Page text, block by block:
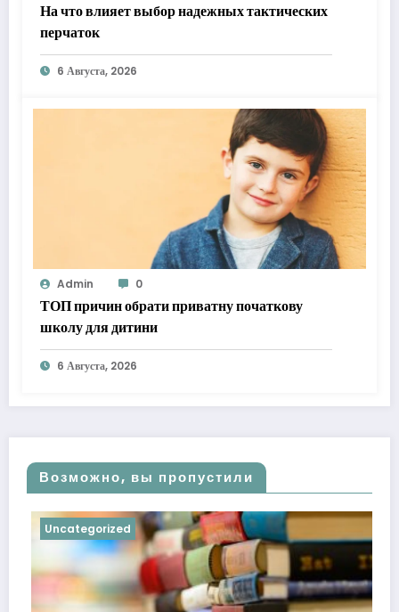
На что влияет выбор надежных тактических
перчаток
6 Августа, 2026
Admin 0
ТОП причин обрати приватну початкову
школу для дитини
6 Августа, 2026
Возможно, вы пропустили
Uncategorized